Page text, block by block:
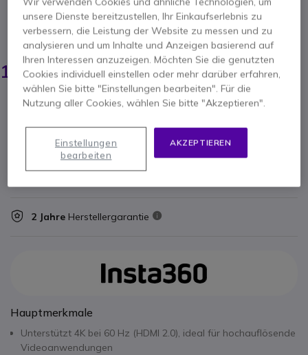
Monitoren oder Aufnahmegeräten.
ERSPARNIS 17,00 €
138,55 €
121,95 €- 145,12 € Inkl. MwSt.
Anzahl
IN DEN WARENKORB
ANGEBOT IN 4 STUNDEN
2 Jahre Herstellergarantie
Hauptmerkmale
Unterstützt 4K bei 60 Hz (HDMI 2.0), ideal für hochauflösende
Videoanwendungen
unsere Dienste bereitzustellen, Ihr Einkaufserlebnis zu
verbessern, die Leistung der Website zu messen und zu
analysieren und um Inhalte und Anzeigen basierend auf
Ihren Interessen anzuzeigen. Möchten Sie die genutzten
Cookies individuell einstellen oder mehr darüber erfahren,
wählen Sie bitte "Einstellungen bearbeiten". Für die
Nutzung aller Cookies, wählen Sie bitte "Akzeptieren".
AKZEPTIEREN
Einstellungen
bearbeiten